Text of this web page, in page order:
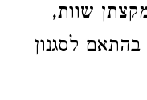
שוות,
לסגנון